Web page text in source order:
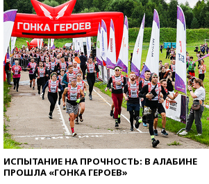
ИСПЫТАНИЕ НА ПРОЧНОСТЬ: В АЛАБИНЕ
ПРОШЛА «ГОНКА ГЕРОЕВ»